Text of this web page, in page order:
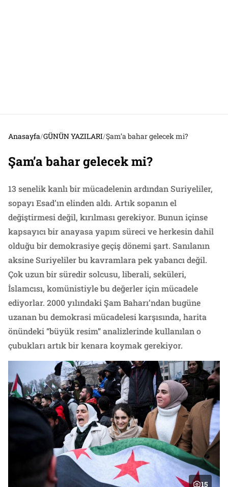
Anasayfa/GÜNÜN YAZILARI/Şam’a bahar gelecek mi?
Şam’a bahar gelecek mi?
13 senelik kanlı bir mücadelenin ardından Suriyeliler,
sopayı Esad’ın elinden aldı. Artık sopanın el
değiştirmesi değil, kırılması gerekiyor. Bunun içinse
kapsayıcı bir anayasa yapım süreci ve herkesin dahil
olduğu bir demokrasiye geçiş dönemi şart. Sanılanın
aksine Suriyeliler bu kavramlara pek yabancı değil.
Çok uzun bir süredir solcusu, liberali, seküleri,
İslamcısı, komünistiyle bu değerler için mücadele
ediyorlar. 2000 yılındaki Şam Baharı’ndan bugüne
uzanan bu demokrasi mücadelesi karşısında, harita
önündeki “büyük resim” analizlerinde kullanılan o
çubukları artık bir kenara koymak gerekiyor.
15